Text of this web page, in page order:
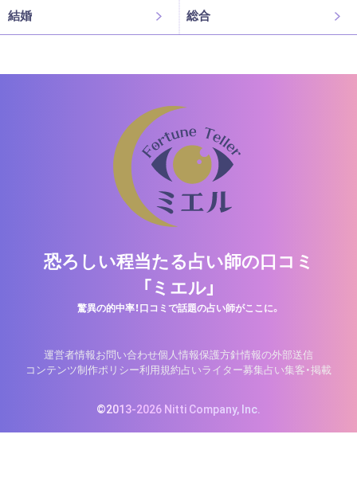
結婚 総合
恐ろしい程当たる占い師の口コミ
「ミエル」
驚異の的中率！口コミで話題の占い師がここに。
運営者情報お問い合わせ個人情報保護方針情報の外部送信
コンテンツ制作ポリシー利用規約占いライター募集占い集客・掲載
©2013-2026 Nitti Company, Inc.